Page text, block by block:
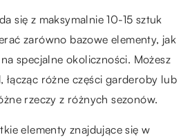
się z maksymalnie 10-15 sztuk
zarówno bazowe elementy, jak
specjalne okoliczności. Możesz
łącząc różne części garderoby lub
rzeczy z różnych sezonów.
elementy znajdujące się w